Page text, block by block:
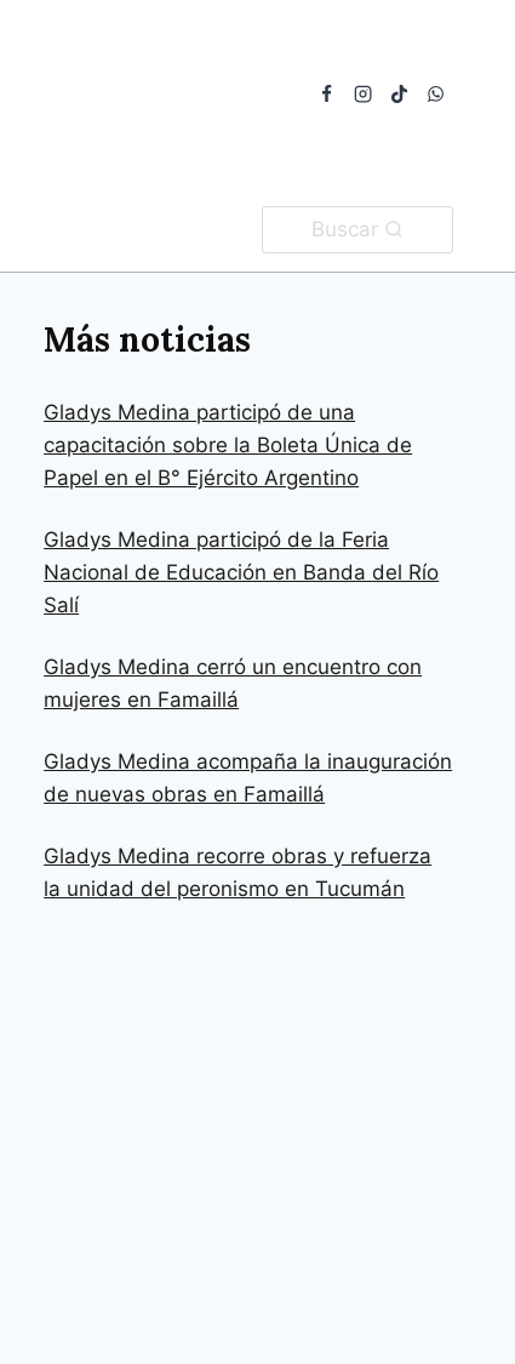
Buscar
Más noticias
Gladys Medina participó de una
capacitación sobre la Boleta Única de
Papel en el B° Ejército Argentino
Gladys Medina participó de la Feria
Nacional de Educación en Banda del Río
Salí
Gladys Medina cerró un encuentro con
mujeres en Famaillá
Gladys Medina acompaña la inauguración
de nuevas obras en Famaillá
Gladys Medina recorre obras y refuerza
la unidad del peronismo en Tucumán